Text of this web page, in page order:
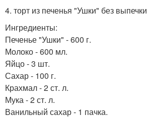
4. торт из печенья "Ушки" без
Ингредиенты:
Печенье "Ушки" - 600 г.
Молоко - 600 мл.
Яйцо - 3 шт.
Сахар - 100 г.
Крахмал - 2 ст. л.
Мука - 2 ст. л.
Ванильный сахар - 1 пачка.